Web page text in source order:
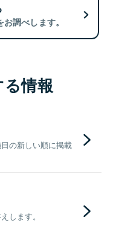
調べします。
情報
の新しい順に掲載
します。